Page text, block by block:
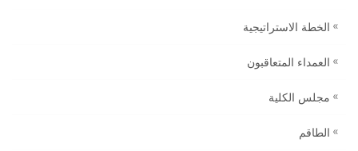
الخطة الاستراتيجية
العمداء المتعاقبون
مجلس الكلية
الطاقم